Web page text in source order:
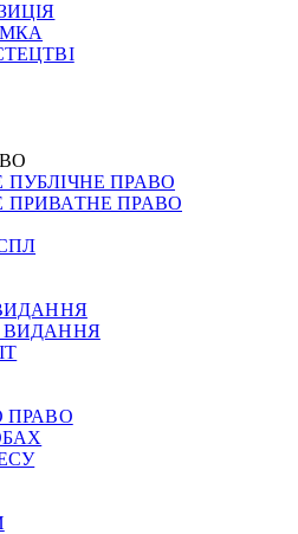
ПРАВО
ПРИВАТНЕ ПРАВО
ВИДАННЯ
ПРАВО